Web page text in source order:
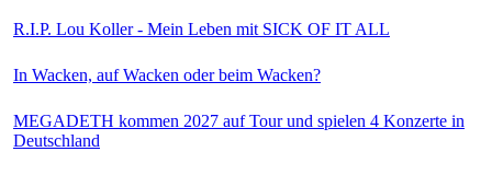
R.I.P. Lou Koller - Mein Leben mit SICK OF IT ALL
In Wacken, auf Wacken oder beim Wacken?
MEGADETH kommen 2027 auf Tour und spielen 4 Konzerte in
Deutschland